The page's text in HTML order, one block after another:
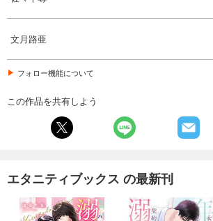
文月路亜
フォロー機能について
この作品を共有しよう
エタニティブックス の最新刊